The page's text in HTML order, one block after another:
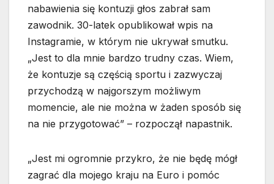
nabawienia się kontuzji głos zabrał sam
zawodnik. 30-latek opublikował wpis na
Instagramie, w którym nie ukrywał smutku.
„Jest to dla mnie bardzo trudny czas. Wiem,
że kontuzje są częścią sportu i zazwyczaj
przychodzą w najgorszym możliwym
momencie, ale nie można w żaden sposób się
na nie przygotować” – rozpoczął napastnik.
„Jest mi ogromnie przykro, że nie będę mógł
zagrać dla mojego kraju na Euro i pomóc